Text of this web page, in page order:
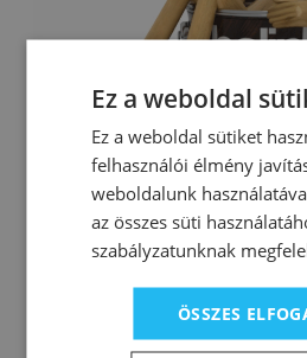
Ez a weboldal
Ez a weboldal sütiket
felhasználói élmény
weboldalunk
az összes süti
szabályzatunknak
ÖSSZES